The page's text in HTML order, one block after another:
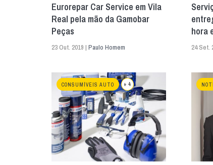
Eurorepar Car Service em Vila
Real pela mão da Gamobar
Peças
23 Out. 2019 | Paulo Homem
hora
24 Set.
CONSUMÍVEIS AUTO + 4